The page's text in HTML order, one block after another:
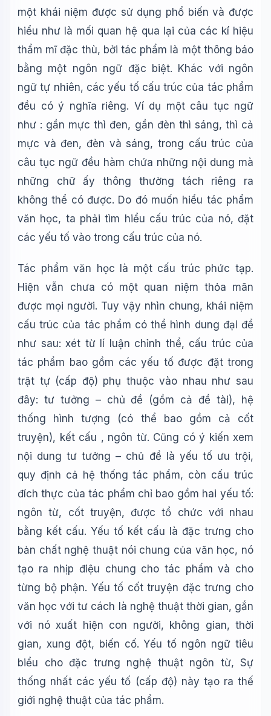
một khái niệm được sử dụng phổ biến và được
hiểu như là mối quan hệ qua lại của các kí hiệu
thẩm mĩ đặc thù, bởi tác phẩm là một thông báo
bằng một ngôn ngữ đặc biệt. Khác với ngôn
ngữ tự nhiên, các yếu tố cấu trúc của tác phẩm
đều có ý nghĩa riêng. Ví dụ một câu tục ngữ
như : gần mực thì đen, gần đèn thì sáng, thì cả
mực và đen, đèn và sáng, trong cấu trúc của
câu tục ngữ đều hàm chứa những nội dung mà
những chữ ấy thông thường tách riêng ra
không thể có được. Do đó muốn hiểu tác phẩm
văn học, ta phải tìm hiểu cấu trúc của nó, đặt
các yếu tố vào trong cấu trúc của nó.
Tác phẩm văn học là một cấu trúc phức tạp.
Hiện vẫn chưa có một quan niệm thỏa mãn
được mọi người. Tuy vậy nhìn chung, khái niệm
cấu trúc của tác phẩm có thể hình dung đại để
như sau: xét từ lí luận chỉnh thể, cấu trúc của
tác phẩm bao gồm các yếu tố được đặt trong
trật tự (cấp độ) phụ thuộc vào nhau như sau
đây: tư tưởng – chủ đề (gồm cả đề tài), hệ
thống hình tượng (có thể bao gồm cả cốt
truyện), kết cấu , ngôn từ. Cũng có ý kiến xem
nội dung tư tưởng – chủ đề là yếu tố ưu trội,
quy định cả hệ thống tác phẩm, còn cấu trúc
đích thực của tác phẩm chỉ bao gồm hai yếu tố:
ngôn từ, cốt truyện, được tổ chức với nhau
bằng kết cấu. Yếu tố kết cấu là đặc trưng cho
bản chất nghệ thuật nói chung của văn học, nó
tạo ra nhịp điệu chung cho tác phẩm và cho
từng bộ phận. Yếu tố cốt truyện đặc trưng cho
văn học với tư cách là nghệ thuật thời gian, gắn
với nó xuất hiện con người, không gian, thời
gian, xung đột, biến cố. Yếu tố ngôn ngữ tiêu
biểu cho đặc trưng nghệ thuật ngôn từ, Sự
thống nhất các yếu tố (cấp độ) này tạo ra thế
giới nghệ thuật của tác phẩm.
🤖 Wiki Trợ Lý
Sẵn sàng hỗ trợ
🎓
Xin chào!
Tôi là trợ lý AI của TuDienWiki. Hãy hỏi tôi bất kỳ điều gì
🪐 Sao Mộc là gì?
📚 Lịch sử Việt Nam
🔬 Albert Einstein